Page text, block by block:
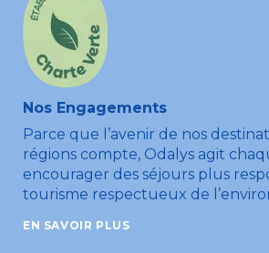
Nos Engagements
Parce que l’avenir de nos
régions compte, Odalys agit
encourager des séjours plus
tourisme respectueux de
EN SAVOIR PLUS